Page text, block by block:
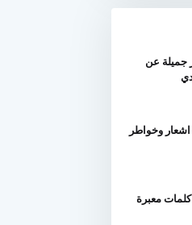
جميلة عن
وخواطر
معبرة